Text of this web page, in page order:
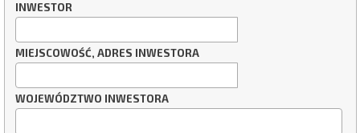
INWESTOR
MIEJSCOWOŚĆ, ADRES INWESTORA
WOJEWÓDZTWO INWESTORA